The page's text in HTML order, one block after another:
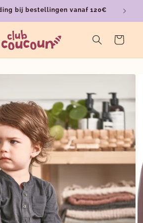
bij bestellingen vanaf 120€
Winkelwagen